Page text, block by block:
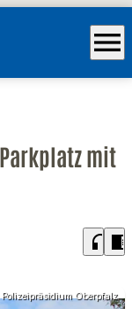
menu
mit
headphones chrome_reader_mode
Polizeipräsidium Oberpfalz